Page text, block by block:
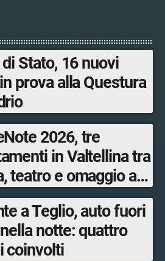
Stato, 16 nuovi
prova alla Questura
2026, tre
in Valtellina tra
teatro e omaggio a
a Teglio, auto fuori
notte: quattro
coinvolti